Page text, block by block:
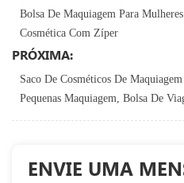
Bolsa De Maquiagem Para
Cosmética Com Zíper
PRÓXIMA:
Saco De Cosméticos De
Pequenas Maquiagem, Bolsa De
ENVIE UMA